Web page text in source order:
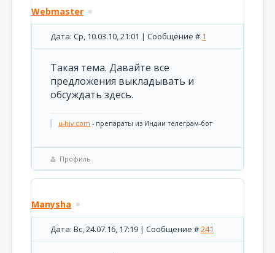
Webmaster
Дата: Ср, 10.03.10, 21:01 | Сообщение # 1
Такая тема. Давайте все
предложения выкладывать и
обсуждать здесь.
u-hiv.com - препараты из Индии телеграм-бот
Профиль
Manysha
Дата: Вс, 24.07.16, 17:19 | Сообщение #241